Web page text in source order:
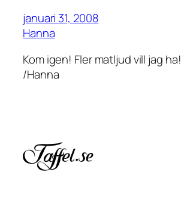
januari 31, 2008
Hanna
Kom igen! Fler matljud vill jag ha!
/Hanna